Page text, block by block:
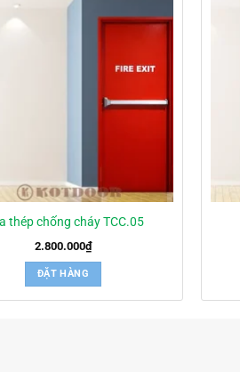
thép chống cháy TCC.05
2.800.000₫
ĐẶT HÀNG